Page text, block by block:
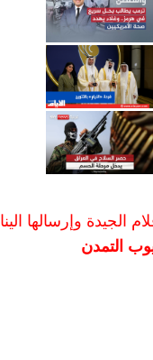
الجيدة وإرسالها الينا
التمدن